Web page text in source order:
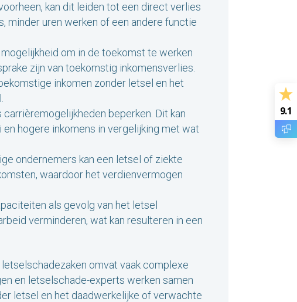
kan dit leiden tot een direct verlies
minder uren werken of een andere functie
om in de toekomst te werken
zijn van toekomstig inkomensverlies.
inkomen zonder letsel en het
beperken. Dit kan
hogere inkomens in vergelijking met wat
ondernemers kan een letsel of ziekte
waardoor het verdienvermogen
als gevolg van het letsel
verminderen, wat kan resulteren in een
omvat vaak complexe
en letselschade-experts werken samen
letsel en het daadwerkelijke of verwachte
9.1